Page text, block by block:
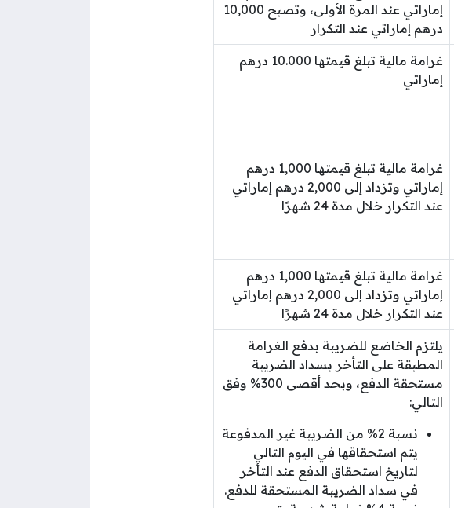
إماراتي عند المرة الأولى، وتصبح 10,000
درهم إماراتي عند التكرار
غرامة مالية تبلغ قيمتها 10.000 درهم
إماراتي
غرامة مالية تبلغ قيمتها 1,000 درهم
إماراتي وتزداد إلى 2,000 درهم إماراتي
عند التكرار خلال مدة 24 شهرًا
غرامة مالية تبلغ قيمتها 1,000 درهم
إماراتي وتزداد إلى 2,000 درهم إماراتي
عند التكرار خلال مدة 24 شهرًا
يلتزم الخاضع للضريبة بدفع الغرامة
المطبقة على التأخر بسداد الضريبة
مستحقة الدفع، وبحد أقصى 300% وفق
التالي:
نسبة 2% من الضريبة غير المدفوعة
يتم استحقاقها في اليوم التالي
لتاريخ استحقاق الدفع عند التأخر
في سداد الضريبة المستحقة للدفع.